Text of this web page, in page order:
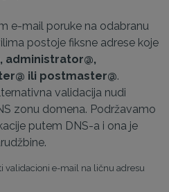
e-mail poruke na odabranu
postoje fiksne adrese koje
administrator@,
ili postmaster@.
validacija nudi
zonu domena. Podržavamo
putem DNS-a i ona je
validacioni e-mail na ličnu adresu